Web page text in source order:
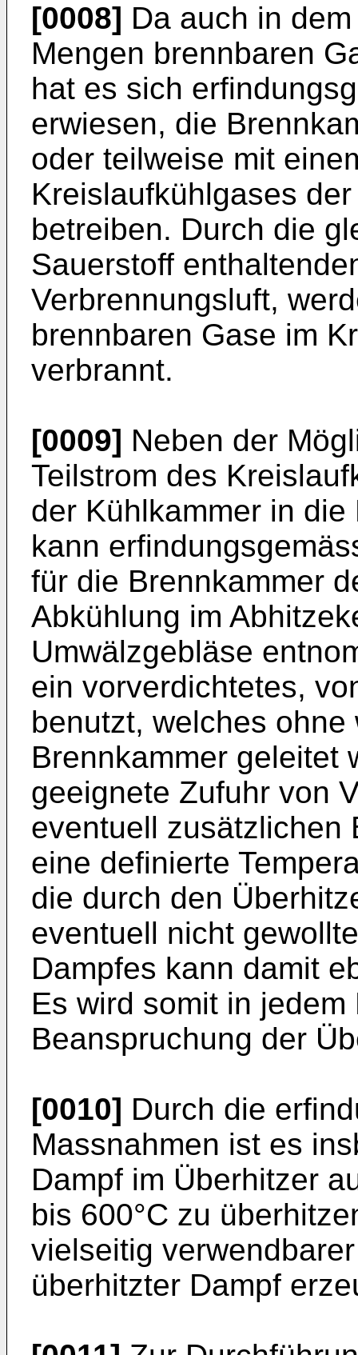
[0008] Da auch in
Mengen brennbaren
hat es sich
erwiesen, die
oder teilweise mit
Kreislaufkühlgases
betreiben. Durch die
Sauerstoff
Verbrennungsluft,
brennbaren Gase im
verbrannt.
[0009] Neben der
Teilstrom des
der Kühlkammer in
kann
für die Brennkammer
Abkühlung im
Umwälzgebläse
ein vorverdichtetes,
benutzt, welches ohne
Brennkammer geleitet
geeignete Zufuhr von
eventuell zusätzlichen
eine definierte
die durch den
eventuell nicht
Dampfes kann damit
Es wird somit in
Beanspruchung der
[0010] Durch die
Massnahmen ist es
Dampf im Überhitzer
bis 600°C zu
vielseitig
überhitzter Dampf